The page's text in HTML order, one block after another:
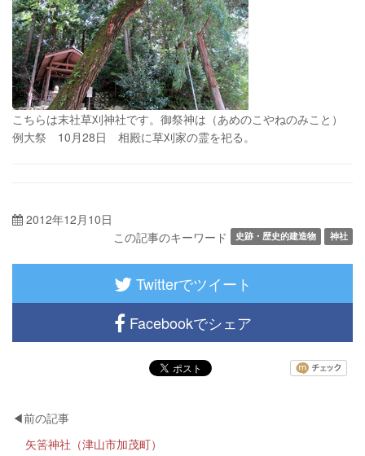
こちらは末社草刈神社です。御祭神は（あめのこやねのみこと）
例大祭 10月28日 相殿に草刈家の霊を祀る。
2012年12月10日
この記事のキーワード
史跡・歴史的建造物 神社
Twitterでツイート
Facebookでシェア
矢筈神社（津山市加茂町）